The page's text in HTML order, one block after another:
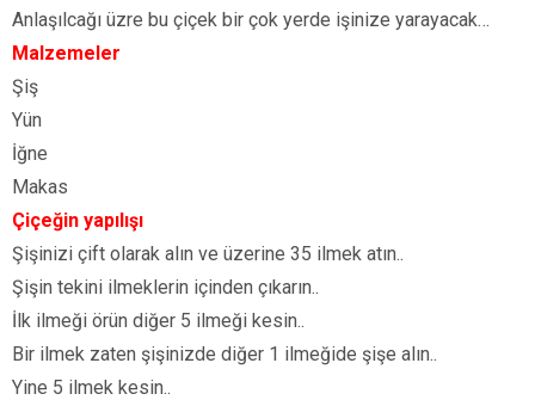
Anlaşılcağı üzre bu çiçek bir çok yerde işinize yarayacak…
Malzemeler
Şiş
Yün
İğne
Makas
Çiçeğin yapılışı
Şişinizi çift olarak alın ve üzerine 35 ilmek atın..
Şişin tekini ilmeklerin içinden çıkarın..
İlk ilmeği örün diğer 5 ilmeği kesin..
Bir ilmek zaten şişinizde diğer 1 ilmeğide şişe alın..
Yine 5 ilmek kesin..